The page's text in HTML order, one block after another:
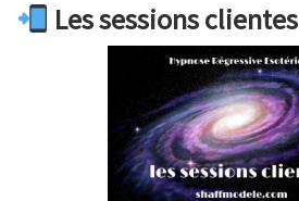
Les sessions clientes